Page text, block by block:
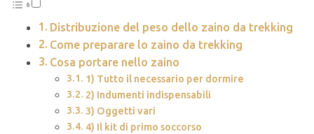
Distribuzione del peso dello zaino da trekking
Come preparare lo zaino da trekking
Cosa portare nello zaino
1) Tutto il necessario per dormire
2) Indumenti indispensabili
3) Oggetti vari
4) Il kit di primo soccorso